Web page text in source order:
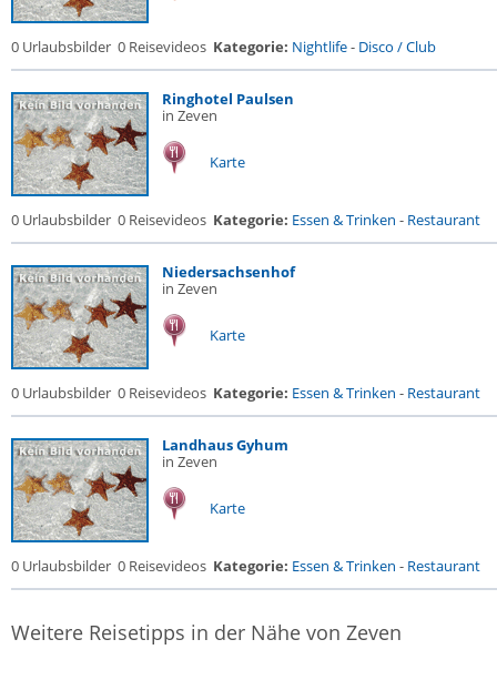
0 Urlaubsbilder 0 Reisevideos Kategorie: Nightlife- Disco / Club
Ringhotel Paulsen
in Zeven
Karte
0 Urlaubsbilder 0 Reisevideos Kategorie: Essen & Trinken - Restaurant
Niedersachsenhof
in Zeven
Karte
0 Urlaubsbilder 0 Reisevideos Kategorie: Essen & Trinken - Restaurant
Landhaus Gyhum
in Zeven
Karte
0 Urlaubsbilder 0 Reisevideos Kategorie: Essen & Trinken - Restaurant
Weitere Reisetipps in der Nähe von Zeven